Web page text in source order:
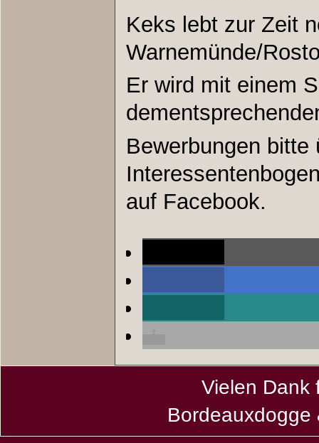
Keks lebt zur Zeit
Warnemünde/
Er wird mit einem
Bewerbungen bitte
auf Facebook.
Vielen Dank
Bordeauxdogge